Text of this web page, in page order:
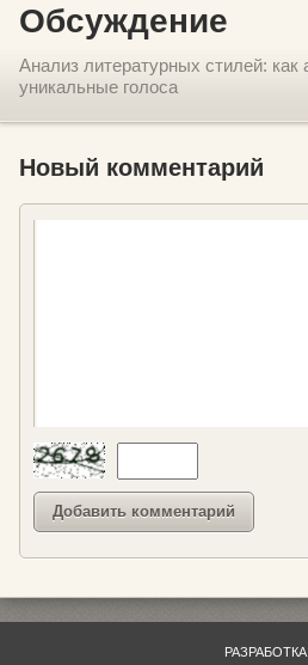
Обсуждение
Анализ литературных стилей: как
уникальные голоса
Новый комментарий